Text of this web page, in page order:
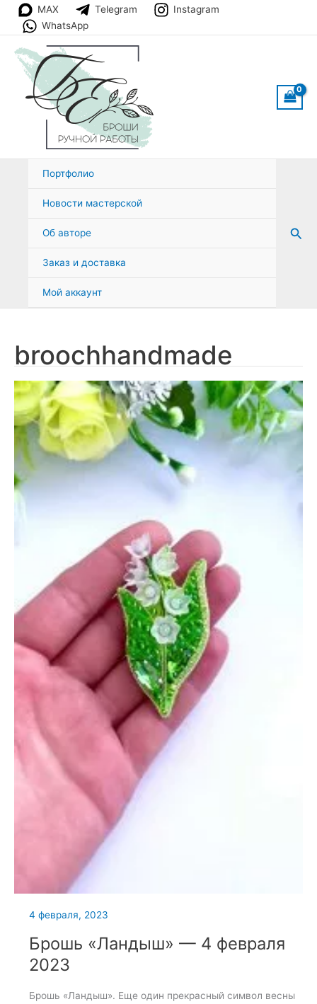
Перейти
содержимому
MAX Telegram
Instagram
WhatsApp
Портфолио
Новости мастерской
Об авторе
Заказ и доставка
Мой аккаунт
broochhandmade
4 февраля, 2023
Брошь «Ландыш» — 4 февраля
2023
Брошь «Ландыш». Еще один прекрасный символ весны